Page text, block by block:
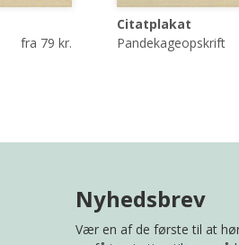
fra 79 kr.
Citatplakat
Pandekageopskrift
Nyhedsbrev
Vær en af de første til at